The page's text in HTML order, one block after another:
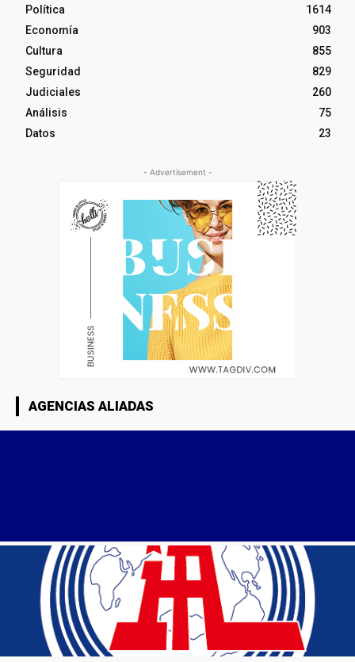
Política
1614
Economía
903
Cultura
855
Seguridad
829
Judiciales
260
Análisis
75
Datos
23
- Advertisement -
AGENCIAS ALIADAS